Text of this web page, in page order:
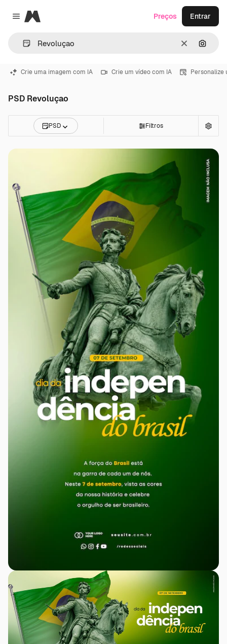
Close menu
Magnific
Limpar
Preços Entrar
Crie uma imagem com IA Crie um vídeo com IA Personalize
PSD Revoluçao
PSD Filtros